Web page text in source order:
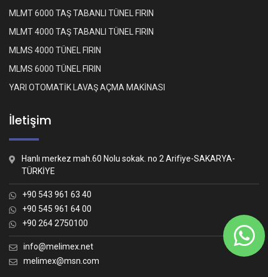
MLMT 6000 TAŞ TABANLI TÜNEL FIRIN
MLMT 4000 TAŞ TABANLI TÜNEL FIRIN
MLMS 4000 TÜNEL FIRIN
MLMS 6000 TÜNEL FIRIN
YARI OTOMATİK LAVAŞ AÇMA MAKİNASI
İletişim
Hanlı merkez mah.60 Nolu sokak. no 2 Arifiye-SAKARYA-
TÜRKİYE
+90 543 961 63 40
+90 545 961 64 00
+90 264 2750100
info@melimex.net
melimex@msn.com
Nasıl yardımcı olabiliriz?